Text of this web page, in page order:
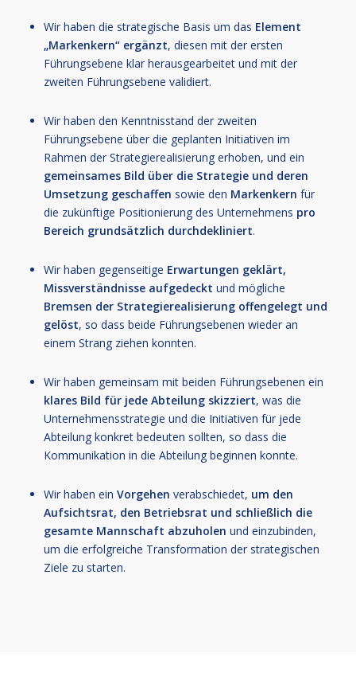
Wir haben die strategische Basis um das Element
„Markenkern“ ergänzt, diesen mit der ersten
Führungsebene klar herausgearbeitet und mit der
zweiten Führungsebene validiert.
Wir haben den Kenntnisstand der zweiten
Führungsebene über die geplanten Initiativen im
Rahmen der Strategierealisierung erhoben, und ein
gemeinsames Bild über die Strategie und deren
Umsetzung geschaffen sowie den Markenkern für
die zukünftige Positionierung des Unternehmens pro
Bereich grundsätzlich durchdekliniert.
Wir haben gegenseitige Erwartungen geklärt,
Missverständnisse aufgedeckt und mögliche
Bremsen der Strategierealisierung offengelegt und
gelöst, so dass beide Führungsebenen wieder an
einem Strang ziehen konnten.
Wir haben gemeinsam mit beiden Führungsebenen ein
klares Bild für jede Abteilung skizziert, was die
Unternehmensstrategie und die Initiativen für jede
Abteilung konkret bedeuten sollten, so dass die
Kommunikation in die Abteilung beginnen konnte.
Wir haben ein Vorgehen verabschiedet, um den
Aufsichtsrat, den Betriebsrat und schließlich die
gesamte Mannschaft abzuholen und einzubinden,
um die erfolgreiche Transformation der strategischen
Ziele zu starten.